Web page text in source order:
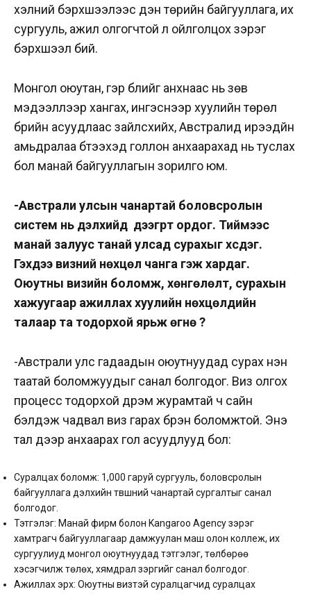
хэлний бэрхшээлээс үүдэн төрийн байгууллага, их
сургууль, ажил олгогчтой үл ойлголцох зэрэг
бэрхшээл бий.
Монгол оюутан, гэр бүлийг анхнаас нь зөв
мэдээллээр хангах, ингэснээр хуулийн төрөл
бүрийн асуудлаас зайлсхийх, Австралид ирээдүйн
амьдралаа бүтээхэд голлон анхаарахад нь туслах
бол манай байгууллагын зорилго юм.
-Австрали улсын чанартай боловсролын
систем нь дэлхийд дээгүүрт ордог. Тиймээс
манай залуус танай улсад сурахыг хүсдэг.
Гэхдээ визний нөхцөл чанга гэж хардаг.
Оюутны визийн боломж, хөнгөлөлт, сурахын
хажуугаар ажиллах хуулийн нөхцөлүүдийн
талаар та тодорхой ярьж өгнө үү?
-Австрали улс гадаадын оюутнуудад сурах нэн
таатай боломжуудыг санал болгодог. Виз олгох
процесс тодорхой дүрэм журамтай ч сайн
бэлдэж чадвал виз гарах бүрэн боломжтой. Энэ
тал дээр анхаарах гол асуудлууд бол:
Суралцах боломж: 1,000 гаруй сургууль, боловсролын
байгууллага дэлхийн түвшний чанартай сургалтыг санал
болгодог.
Тэтгэлэг: Манай фирм болон Kangaroo Agency зэрэг
хамтрагч байгууллагаар дамжуулан маш олон коллеж, их
сургуулиуд монгол оюутнуудад тэтгэлэг, төлбөрөө
хэсэгчилж төлөх, хямдрал зэргийг санал болгодог.
Ажиллах эрх: Оюутны визтэй суралцагчид суралцах